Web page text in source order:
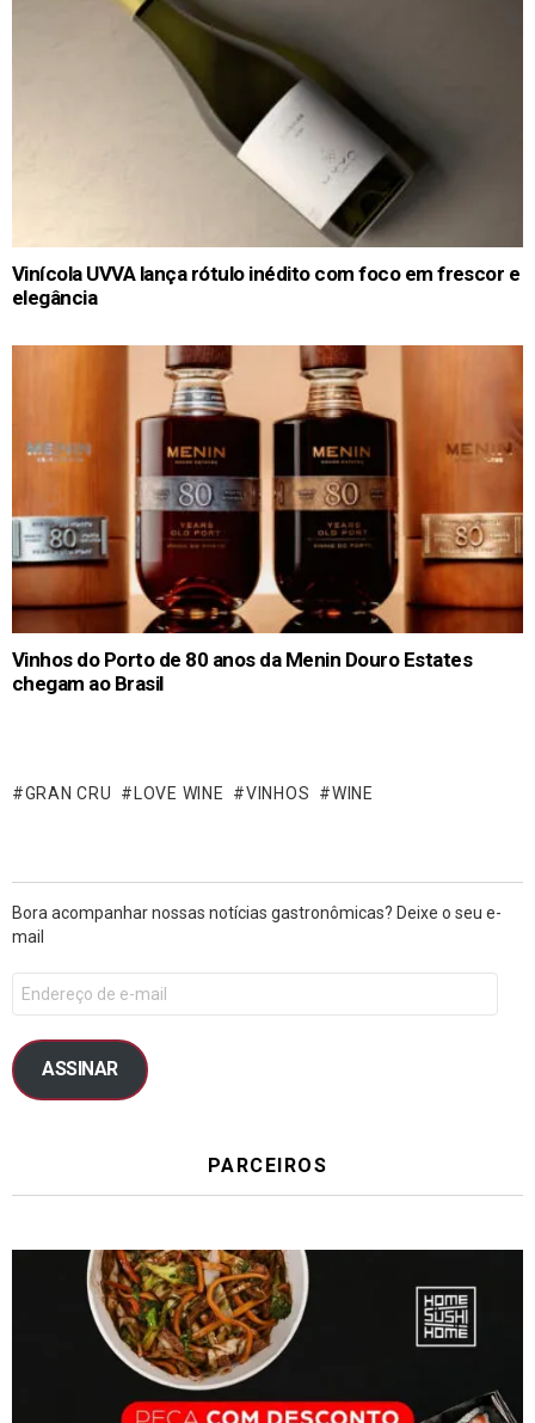
Vinícola UVVA lança rótulo inédito com foco em frescor e
elegância
Vinhos do Porto de 80 anos da Menin Douro Estates
chegam ao Brasil
GRAN CRU LOVE WINE VINHOS WINE
Bora acompanhar nossas notícias gastronômicas? Deixe o seu e-
mail
ASSINAR
PARCEIROS